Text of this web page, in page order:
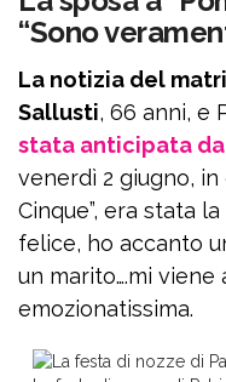
“Sono
La notizia del
Sallusti, 66 anni, e
stata anticipata da
venerdì 2 giugno,
Cinque”, era stata
felice, ho accanto
un marito….mi viene
emozionatissima.